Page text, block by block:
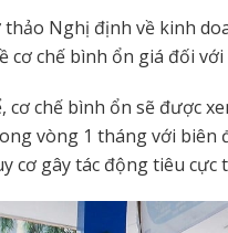
thảo Nghị định về kinh
cơ chế bình ổn giá đối
cơ chế bình ổn sẽ được
vòng 1 tháng với biên
cơ gây tác động tiêu